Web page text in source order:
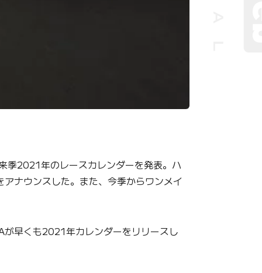
季2021年のレースカレンダーを発表。ハ
ナウンスした。また、今季からワンメイ
早くも2021年カレンダーをリリースし